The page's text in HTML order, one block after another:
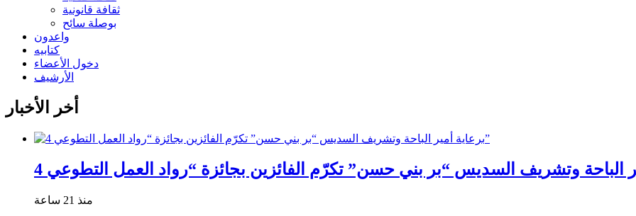
ثقافة قانونية
بوصلة سائح
واعدون
كتابيه
دخول الأعضاء
الأرشيف
أخر الأخبار
منذ 21 ساعة